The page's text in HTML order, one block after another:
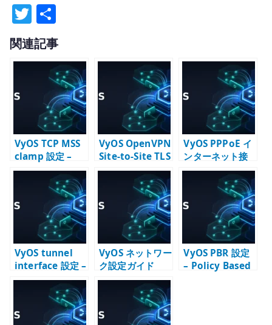
T
w
it
te
有
関連記事
VyOS TCP MSS
clamp 設定 –
PPPoE / VPN 経
路で詰まりを防
VyOS OpenVPN
Site-to-Site TLS
設定 – MTU /
MSS / ルーティ
ングを合わせて
考える
VyOS PPPoE イ
ンターネット接
続設定 –
Firewall / NAPT
/ MTU を確認す
る
VyOS tunnel
interface 設定 –
GRE / IP6GRE
を経路設計に組
VyOS ネットワー
ク設定ガイド
VyOS PBR 設定
– Policy Based